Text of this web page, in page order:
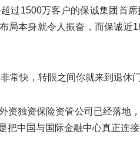
过1500万客户的保诚集团首
局本身就令人振奋，而保诚近
常快，转眼之间你就来到退休
资独资保险资管公司已经落地
把中国与国际金融中心真正连